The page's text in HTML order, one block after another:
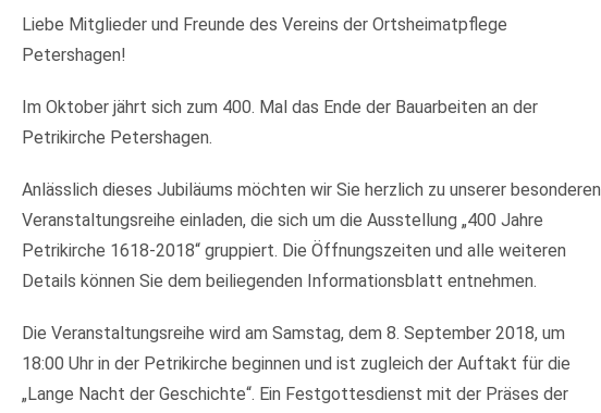
Liebe Mitglieder und Freunde des Vereins der Ortsheimatpflege
Petershagen!
Im Oktober jährt sich zum 400. Mal das Ende der Bauarbeiten an der
Petrikirche Petershagen.
Anlässlich dieses Jubiläums möchten wir Sie herzlich zu unserer besonderen
Veranstaltungsreihe einladen, die sich um die Ausstellung „400 Jahre
Petrikirche 1618-2018“ gruppiert. Die Öffnungszeiten und alle weiteren
Details können Sie dem beiliegenden Informationsblatt entnehmen.
Die Veranstaltungsreihe wird am Samstag, dem 8. September 2018, um
18:00 Uhr in der Petrikirche beginnen und ist zugleich der Auftakt für die
„Lange Nacht der Geschichte“. Ein Festgottesdienst mit der Präses der